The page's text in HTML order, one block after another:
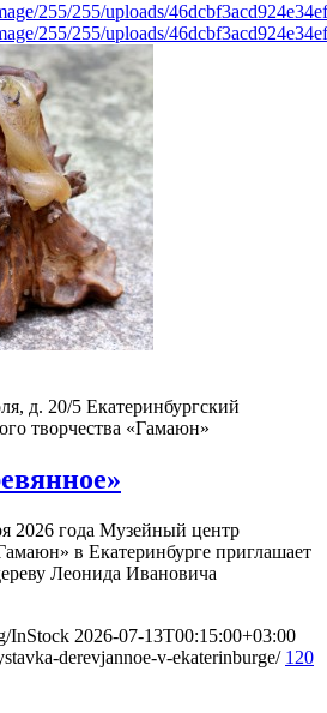
255/255/uploads/
255/255/uploads/
д. 20/5 Екатеринбургский
творчества «Гамаюн»
2026 года Музейный центр
в Екатеринбурге приглашает
Леонида Ивановича
InStock 2026-07-13T00:15:00+03:00
derevjannoe-v-ekaterinburge/ 120